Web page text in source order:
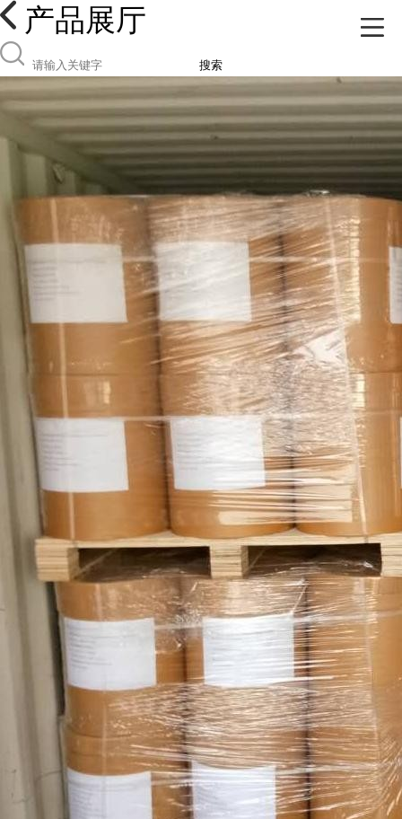
产品展厅
搜索